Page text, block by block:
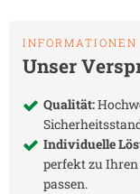
INFORMATIONEN
Unser
Qualität:
Individuelle
perfekt zu
passen.